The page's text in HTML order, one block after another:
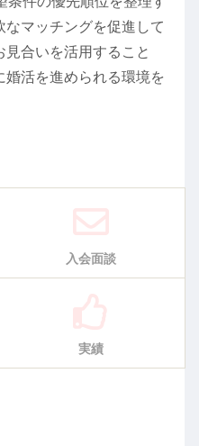
なマッチングを促進して
合いを活用すること
活を進められる環境を
入会面談
実績